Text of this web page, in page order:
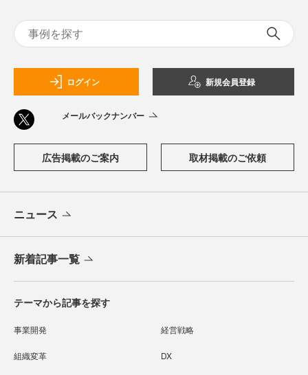
ログイン 新規会員登録
メールバックナンバー
広告掲載のご案内 取材掲載のご依頼
ニュース
新着記事一覧
テーマから記事を探す
事業開発 経営戦略
組織変革 DX